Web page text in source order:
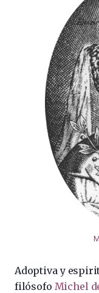
Adoptiva y
filósofo Michel